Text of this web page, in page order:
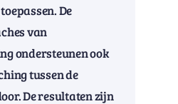
De
van
ondersteunen ook
tussen de
De resultaten zijn